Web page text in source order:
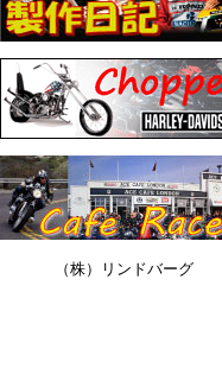
（株）リンドバーグ